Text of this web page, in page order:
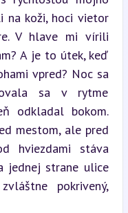
na koži, hoci vietor
V hlave mi vírili
A je to útek, keď
vpred? Noc sa
sa v rytme
odkladal bokom.
mestom, ale pred
hviezdami stáva
jednej strane ulice
pokrivený,